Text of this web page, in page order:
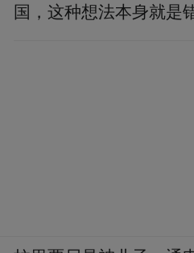
国，这种想法本身就是